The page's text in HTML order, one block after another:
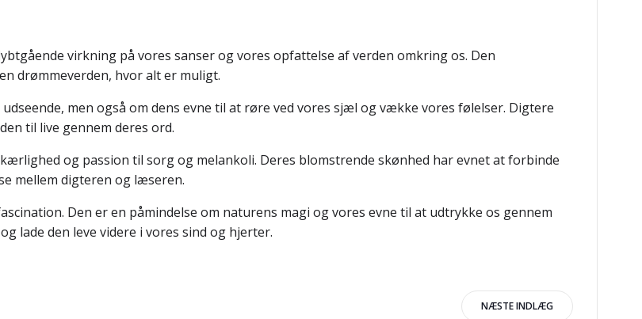
virkning på vores sanser og vores opfattelse af verden omkring os. Den
drømmeverden, hvor alt er muligt.
men også om dens evne til at røre ved vores sjæl og vække vores følelser. Digtere
til live gennem deres ord.
og passion til sorg og melankoli. Deres blomstrende skønhed har evnet at forbinde
mellem digteren og læseren.
Den er en påmindelse om naturens magi og vores evne til at udtrykke os gennem
lade den leve videre i vores sind og hjerter.
NÆSTE INDLÆG